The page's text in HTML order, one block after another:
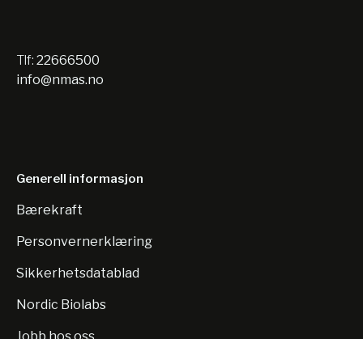
Tlf: 22666500
info@nmas.no
Generell informasjon
Bærekraft
Personvernerklæring
Sikkerhetsdatablad
Nordic Biolabs